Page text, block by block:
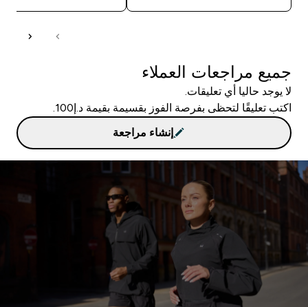
جميع مراجعات العملاء
لا يوجد حاليا أي تعليقات.
اكتب تعليقًا لتحظى بفرصة الفوز بقسيمة بقيمة د.إ100.
إنشاء مراجعة